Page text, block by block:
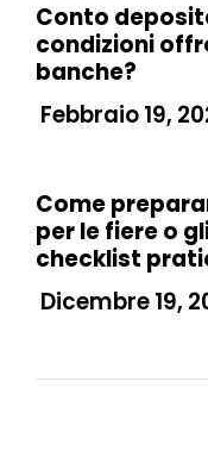
Conto
condizioni
banche?
Febbraio 19,
Come
per le fiere o
checklist
Dicembre 19,